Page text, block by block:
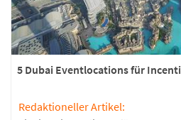
5 Dubai Eventlocations für
Redaktioneller Artikel: